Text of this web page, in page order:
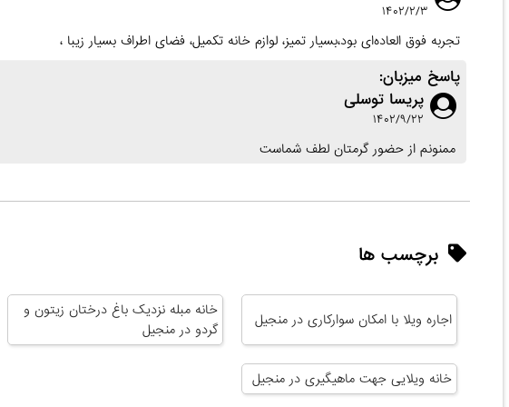
۱۴۰۲/۲/۳
تجربه فوق العاده‌ای بود،بسیار تمیز، لوازم خانه تکمیل، فضای اطراف بسیار زیبا ،
پاسخ میزبان:
پریسا توسلی
۱۴۰۲/۹/۲۲
ممنونم از حضور گرمتان لطف شماست
برچسب ها
اجاره ویلا با امکان سوارکاری در منجیل
خانه مبله نزدیک باغ درختان زیتون و
گردو در منجیل
خانه ویلایی جهت ماهیگیری در منجیل